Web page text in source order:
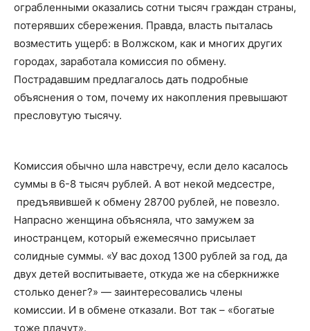
ограбленными оказались сотни тысяч граждан страны,
потерявших сбережения. Правда, власть пыталась
возместить ущерб: в Волжском, как и многих других
городах, заработала комиссия по обмену.
Пострадавшим предлагалось дать подробные
объяснения о том, почему их накопления превышают
пресловутую тысячу.
Комиссия обычно шла навстречу, если дело касалось
суммы в 6-8 тысяч рублей. А вот некой медсестре,
предъявившей к обмену 28700 рублей, не повезло.
Напрасно женщина объясняла, что замужем за
иностранцем, который ежемесячно присылает
солидные суммы. «У вас доход 1300 рублей за год, да
двух детей воспитываете, откуда же на сберкнижке
столько денег?» — заинтересовались члены
комиссии. И в обмене отказали. Вот так – «богатые
тоже плачут».